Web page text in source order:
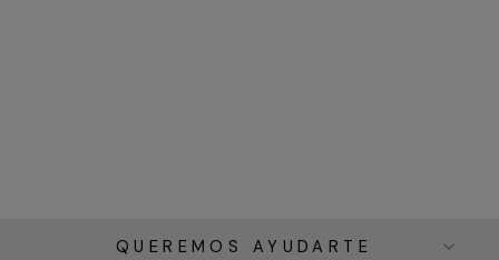
QUEREMOS AYUDARTE